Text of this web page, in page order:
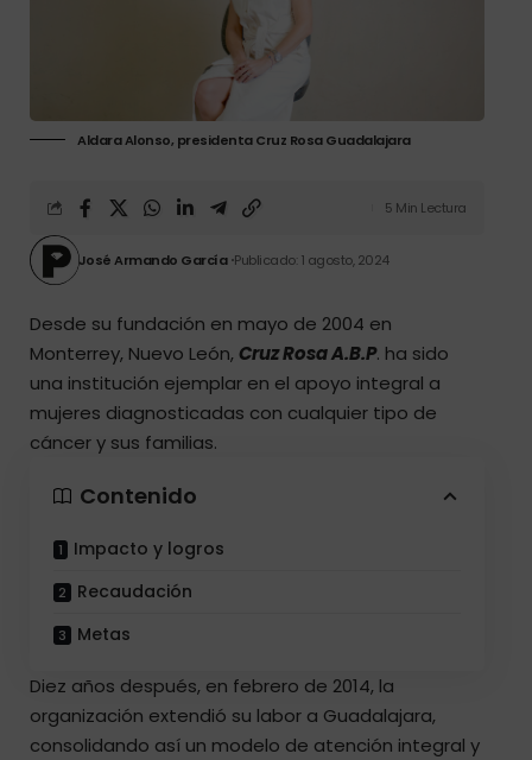
Aldara Alonso, presidenta Cruz Rosa Guadalajara
José Armando García Publicado: 1 agosto, 2024
5 Min Lectura
Desde su fundación en mayo de 2004 en
Monterrey, Nuevo León, Cruz Rosa A.B.P. ha sido
una institución ejemplar en el apoyo integral a
mujeres diagnosticadas con cualquier tipo de
cáncer y sus familias.
Contenido
Impacto y logros
Recaudación
Metas
Diez años después, en febrero de 2014, la
organización extendió su labor a Guadalajara,
consolidando así un modelo de atención integral y